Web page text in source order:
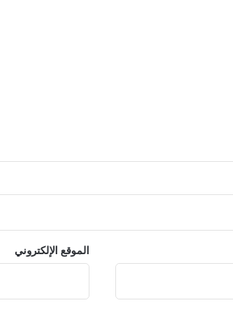
الموقع الإلكتروني